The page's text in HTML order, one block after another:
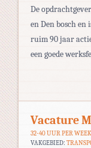
De
en Den bosch en
ruim 90 jaar
een goede
Vacature
32-40 UUR PER WEEK
VAKGEBIED: